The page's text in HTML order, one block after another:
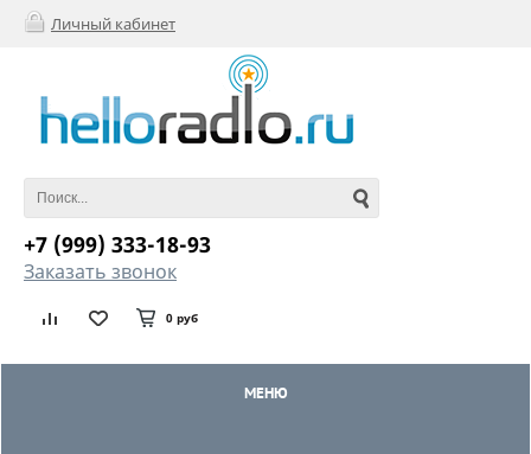
Личный кабинет
+7 (999) 333-18-93
Заказать звонок
0 руб
МЕНЮ